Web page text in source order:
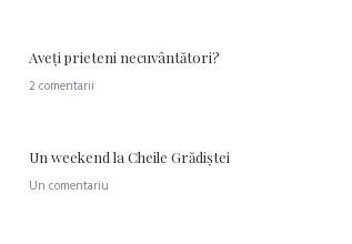
Aveţi prieteni necuvântători?
2 comentarii
Un weekend la Cheile Grădiştei
Un comentariu